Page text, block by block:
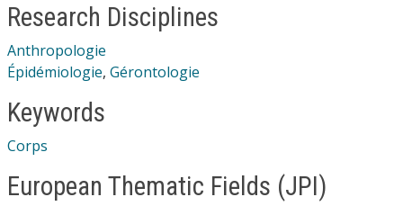
Research Disciplines
Anthropologie
Épidémiologie, Gérontologie
Keywords
Corps
European Thematic Fields (JPI)